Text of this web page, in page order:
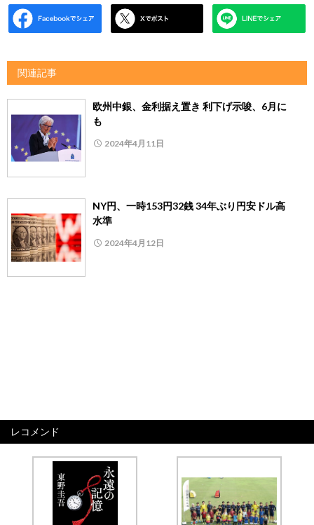
関連記事
欧州中銀、金利据え置き 利下げ示唆、6月に
も
2024年4月11日
NY円、一時153円32銭 34年ぶり円安ドル高
水準
2024年4月12日
レコメンド